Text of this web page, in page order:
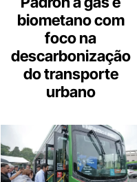
biometano com
foco na
descarbonização
do transporte
urbano